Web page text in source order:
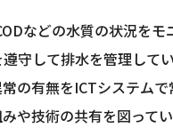
などの水質の状況をモ
守して排水を管理してい
の有無をICTシステム
や技術の共有を図ってい